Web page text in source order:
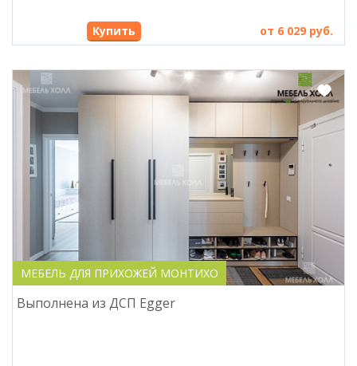
Купить от 6 029 руб.
МЕБЕЛЬ ДЛЯ ПРИХОЖЕЙ МОНТИХО
Выполнена из ДСП Egger